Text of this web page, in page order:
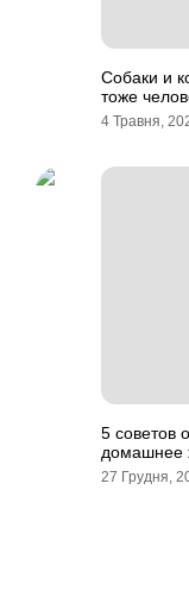
Собаки и
тоже
4 Травня,
5 советов
домашнее
27 Грудня,